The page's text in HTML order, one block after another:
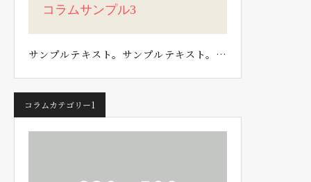
コラムサンプル3
サンプルテキスト。サンプルテキスト。…
コラムカテゴリー1